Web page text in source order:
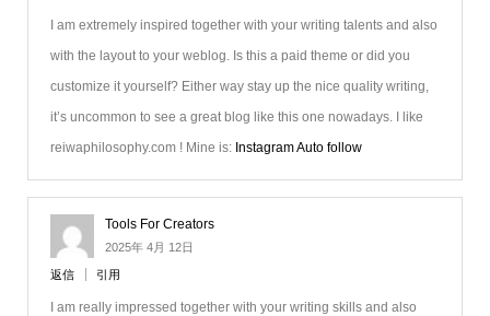
I am extremely inspired together with your writing talents and also
with the layout to your weblog. Is this a paid theme or did you
customize it yourself? Either way stay up the nice quality writing,
it’s uncommon to see a great blog like this one nowadays. I like
reiwaphilosophy.com ! Mine is: Instagram Auto follow
Tools For Creators
2025年 4月 12日
返信 引用
I am really impressed together with your writing skills and also